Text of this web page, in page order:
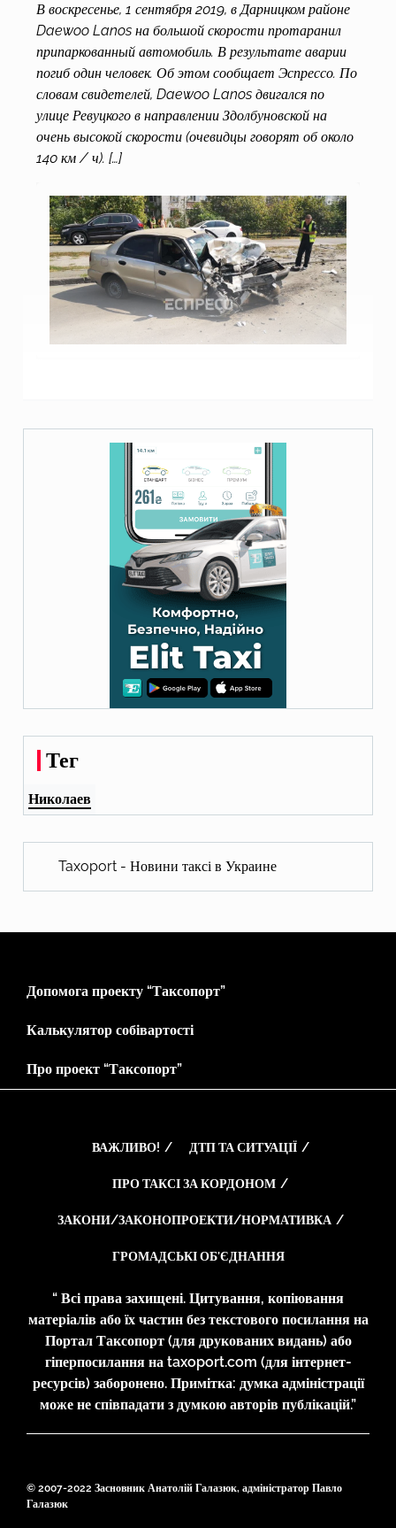
В​​ воскресенье, 1 сентября 2019, в Дарницком районе
Daewoo Lanos на большой скорости протаранил
припаркованный автомобиль. В результате аварии
погиб один человек. Об этом сообщает Эспрессо. По
словам свидетелей, Daewoo Lanos двигался по
улице Ревуцкого в направлении Здолбуновской на
очень высокой скорости (очевидцы говорят об около
140 км / ч). […]
Тег
Николаев
Taxoport - Новини таксі в Украине
Допомога проекту “Таксопорт”
Калькулятор собівартості
Про проект “Таксопорт”
ВАЖЛИВО! ДТП ТА СИТУАЦІЇ
ПРО ТАКСІ ЗА КОРДОНОМ
ЗАКОНИ/ЗАКОНОПРОЕКТИ/НОРМАТИВКА
ГРОМАДСЬКІ ОБ’ЄДНАННЯ
“ Всі права захищені. Цитування, копіювання
матеріалів або їх частин без текстового посилання на
Портал Таксопорт (для друкованих видань) або
гіперпосилання на taxoport.com (для інтернет-
ресурсів) заборонено. Примітка: думка адміністрації
може не співпадати з думкою авторів публікацій.”
© 2007-2022 Засновник Анатолій Галазюк, адміністратор Павло
Галазюк